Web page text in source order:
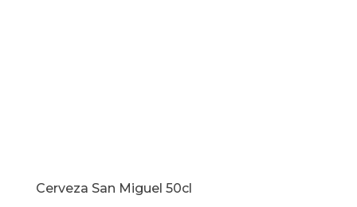
Cerveza San Miguel 50cl